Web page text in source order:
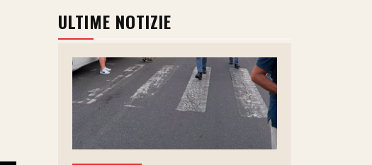
ULTIME NOTIZIE